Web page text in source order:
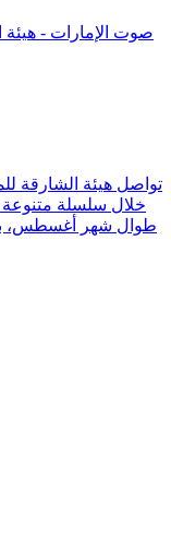
خلال سلسلة متنوعة
طوال شهر أغسطس،